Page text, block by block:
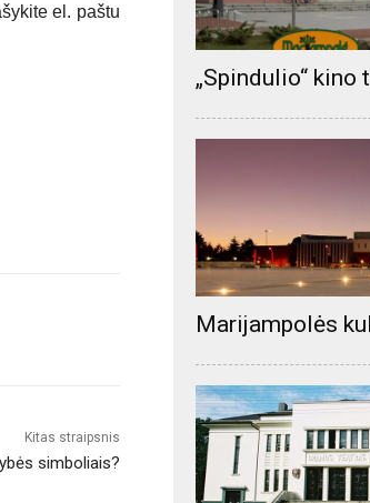
el. paštu
Kitas straipsnis
simboliais?
„Spindulio“ kino
Marijampolės